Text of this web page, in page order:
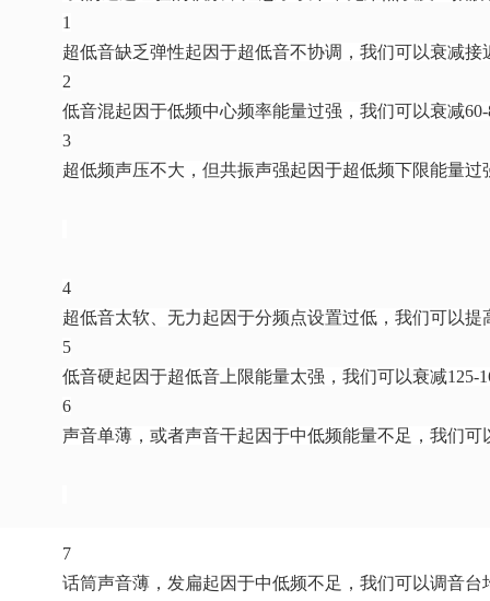
1
超低音缺乏弹性起因于超低音不协调，我们可以衰减
2
低音混起因于低频中心频率能量过强，我们可以衰减60-
3
超低频声压不大，但共振声强起因于超低频下限能量
4
超低音太软、无力起因于分频点设置过低，我们可以提
5
低音硬起因于超低音上限能量太强，我们可以衰减125-
6
声音单薄，或者声音干起因于中低频能量不足，我们可
7
话筒声音薄，发扁起因于中低频不足，我们可以调音